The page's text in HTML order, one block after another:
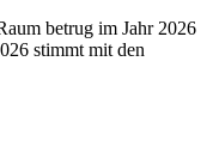
betrug im Jahr 2026
stimmt mit den